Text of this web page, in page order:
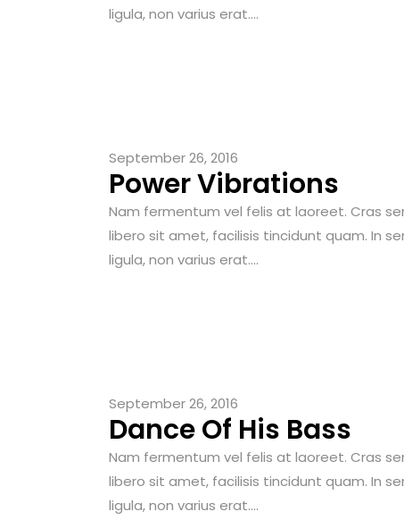
ligula, non varius erat....
September 26, 2016
Power Vibrations
Nam fermentum vel felis at laoreet. Cras
libero sit amet, facilisis tincidunt quam. In
ligula, non varius erat....
September 26, 2016
Dance Of His Bass
Nam fermentum vel felis at laoreet. Cras
libero sit amet, facilisis tincidunt quam. In
ligula, non varius erat....